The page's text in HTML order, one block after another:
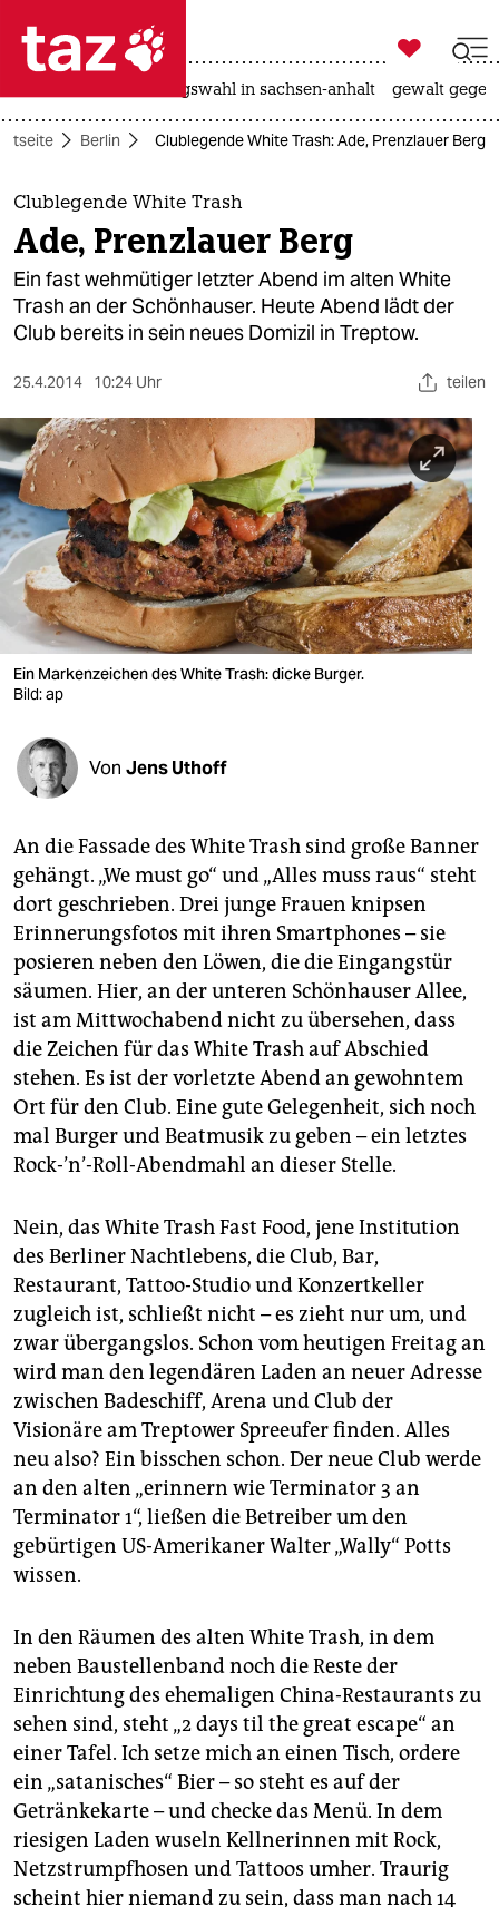
 taz zahl ich
taz zahl ich
themen
politik
öko
sport
berlin
nord
wahrheit
verlag
verlag
veranstaltungen
shop
unterstützen
abo
genossenschaft
epaper login

taz zahl ich
landtagswahl in sachsen-anhalt gewalt
Berlin Clublegende White Trash: Ade, Prenzlauer Berg
Clublegende White Trash
Ade, Prenzlauer Berg
Ein fast wehmütiger letzter Abend im alten White
Trash an der Schönhauser. Heute Abend lädt der
Club bereits in sein neues Domizil in Treptow.
25.4.2014 10:24 Uhr teilen
Ein Markenzeichen des White Trash: dicke Burger.
Bild: ap
Von Jens Uthoff
An die Fassade des White Trash sind große Banner
gehängt. „We must go“ und „Alles muss raus“ steht
dort geschrieben. Drei junge Frauen knipsen
Erinnerungsfotos mit ihren Smartphones – sie
posieren neben den Löwen, die die Eingangstür
säumen. Hier, an der unteren Schönhauser Allee,
ist am Mittwochabend nicht zu übersehen, dass
die Zeichen für das White Trash auf Abschied
stehen. Es ist der vorletzte Abend an gewohntem
Ort für den Club. Eine gute Gelegenheit, sich noch
mal Burger und Beatmusik zu geben – ein letztes
Rock-’n’-Roll-Abendmahl an dieser Stelle.
Nein, das White Trash Fast Food, jene Institution
des Berliner Nachtlebens, die Club, Bar,
Restaurant, Tattoo-Studio und Konzertkeller
zugleich ist, schließt nicht – es zieht nur um, und
zwar übergangslos. Schon vom heutigen Freitag an
wird man den legendären Laden an neuer Adresse
zwischen Badeschiff, Arena und Club der
Visionäre am Treptower Spreeufer finden. Alles
neu also? Ein bisschen schon. Der neue Club werde
an den alten „erinnern wie Terminator 3 an
Terminator 1“, ließen die Betreiber um den
gebürtigen US-Amerikaner Walter „Wally“ Potts
wissen.
In den Räumen des alten White Trash, in dem
neben Baustellenband noch die Reste der
Einrichtung des ehemaligen China-Restaurants zu
sehen sind, steht „2 days til the great escape“ an
einer Tafel. Ich setze mich an einen Tisch, ordere
ein „satanisches“ Bier – so steht es auf der
Getränkekarte – und checke das Menü. In dem
riesigen Laden wuseln Kellnerinnen mit Rock,
Netzstrumpfhosen und Tattoos umher. Traurig
scheint hier niemand zu sein, dass man nach 14